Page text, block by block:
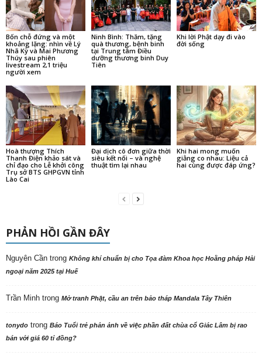
Bốn chỗ đứng và một
khoảng lặng: nhìn về Lý
Nhã Kỳ và Mai Phương
Thúy sau phiên
livestream 2,1 triệu
người xem
Ninh Bình: Thăm, tặng
quà thương, bệnh binh
tại Trung tâm Điều
dưỡng thương binh Duy
Tiên
Khi lời Phật dạy đi vào
đời sống
Hoà thượng Thích
Thanh Điện khảo sát và
chỉ đạo cho Lễ khởi công
Trụ sở BTS GHPGVN tỉnh
Lào Cai
Đại dịch cô đơn giữa thời
siêu kết nối – và nghệ
thuật tìm lại nhau
Khi hai mong muốn
giằng co nhau: Liệu cả
hai cùng được đáp ứng?
PHẢN HỒI GẦN ĐÂY
Nguyên Cần trong Không khí chuẩn bị cho Tọa đàm Khoa học Hoằng pháp Hải
ngoại năm 2025 tại Huế
Trần Minh trong Mở tranh Phật, cầu an trên bảo tháp Mandala Tây Thiên
tonydo trong Báo Tuổi trẻ phản ảnh về việc phần đất chùa cổ Giác Lâm bị rao
bán với giá 60 tỉ đồng?